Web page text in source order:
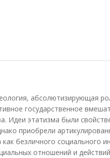
абсолютизирующая
государственное
Идеи этатизма были
приобрели
безличного социального
отношений и